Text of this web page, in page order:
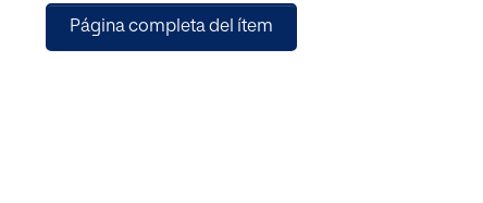
provocadas por la reciente crisis económica en la
jóvenes menos preparados en grave riesgo de
Página completa del ítem